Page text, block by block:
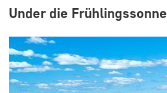
Under die Frühlingssonne